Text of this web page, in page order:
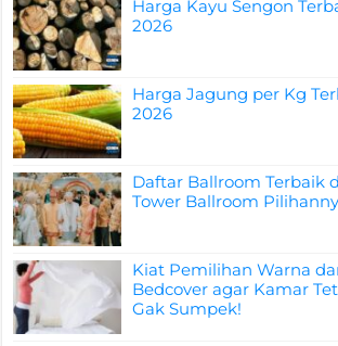
Harga Kayu Sengon
2026
Harga Jagung per Kg
2026
Daftar Ballroom Terbaik
Tower Ballroom
Kiat Pemilihan Warna
Bedcover agar Kamar
Gak Sumpek!